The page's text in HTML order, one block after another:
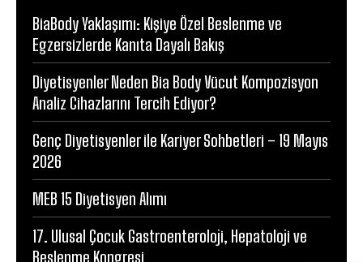
BiaBody Yaklaşımı: Kişiye Özel Beslenme ve
Egzersizlerde Kanıta Dayalı Bakış
Diyetisyenler Neden Bia Body Vücut Kompozisyon
Analiz Cihazlarını Tercih Ediyor?
Genç Diyetisyenler ile Kariyer Sohbetleri – 19 Mayıs
2026
MEB 15 Diyetisyen Alımı
17. Ulusal Çocuk Gastroenteroloji, Hepatoloji ve
Beslenme Kongresi